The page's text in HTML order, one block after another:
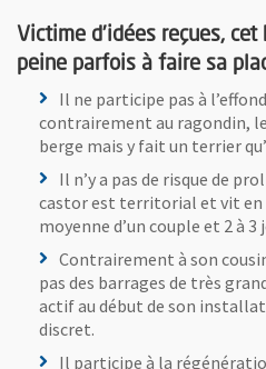
Victime d’idées reçues,
peine parfois à faire sa
Il ne participe pas à
contrairement au ragondin,
berge mais y fait un terrier
Il n’y a pas de risque de
castor est territorial et vit en
moyenne d’un couple et 2 à 3
Contrairement à son
pas des barrages de très
actif au début de son
discret.
Il participe à la